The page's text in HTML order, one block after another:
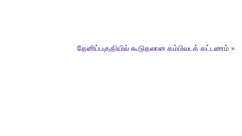
தேனிப்பகுதியில் கூடுதலான கம்பிவடக் கட்டணம் »